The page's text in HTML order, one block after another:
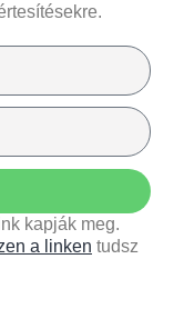
kapják meg.
a linken tudsz